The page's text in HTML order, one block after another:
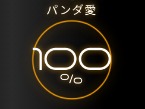
パンダ愛
100
%